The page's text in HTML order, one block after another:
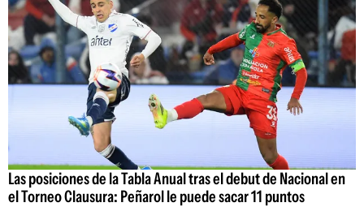
Las posiciones de la Tabla Anual tras el debut de Nacional en
el Torneo Clausura: Peñarol le puede sacar 11 puntos